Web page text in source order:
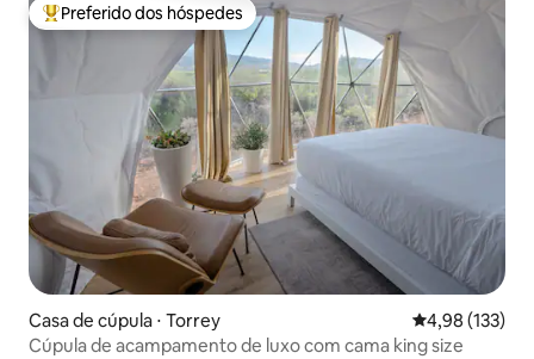
Entre os melhores preferidos dos hóspedes
Preferido dos hóspedes
Casa de cúpula ⋅ Torrey 4,98 de uma
4,98 (133)
Cúpula de acampamento de luxo com cama king size